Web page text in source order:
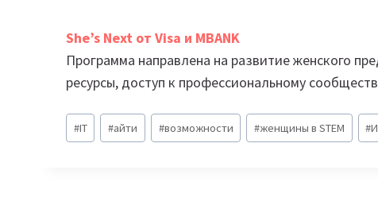
She’s Next от Visa и MBANK
Программа направлена на развитие женского
ресурсы, доступ к профессиональному
Метки
записи:
#IT #айти #возможности #женщины в STEM #